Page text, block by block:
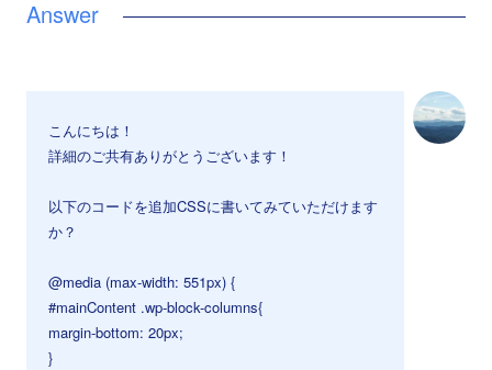
こんにちは！
詳細のご共有ありがとうございます！
以下のコードを追加CSSに書いてみていただけます
か？
@media (max-width: 551px) {
#mainContent .wp-block-columns{
margin-bottom: 20px;
}